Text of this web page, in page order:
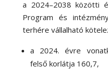
a 2024–2038 közötti
Program és
terhére vállalható
a 2024. évre
felső korlátja 160,7,